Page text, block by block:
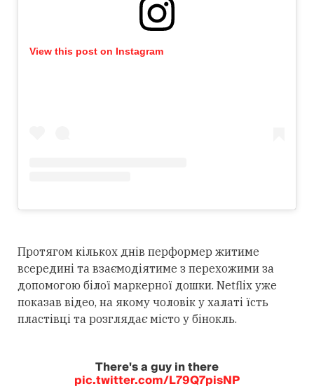
View this post on Instagram
Протягом кількох днів перформер житиме
всередині та взаємодіятиме з перехожими за
допомогою білої маркерної дошки. Netflix уже
показав відео, на якому чоловік у халаті їсть
пластівці та розглядає місто у бінокль.
There's a guy in there
pic.twitter.com/L79Q7pisNP